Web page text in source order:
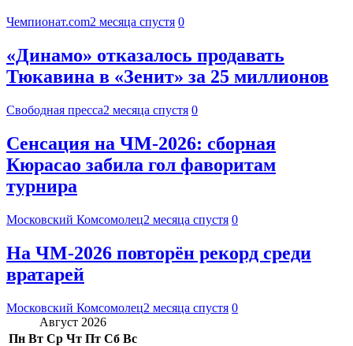
Чемпионат.com2 месяца спустя 0
«Динамо» отказалось продавать
Тюкавина в «Зенит» за 25 миллионов
Свободная пресса2 месяца спустя 0
Сенсация на ЧМ-2026: сборная
Кюрасао забила гол фаворитам
турнира
Московский Комсомолец2 месяца спустя 0
На ЧМ-2026 повторён рекорд среди
вратарей
Московский Комсомолец2 месяца спустя 0
Август 2026
Пн Вт Ср Чт Пт Сб Вс